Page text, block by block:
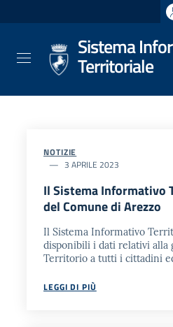
al
principale
Sistema
Territoriale
NOTIZIE
3 APRILE 2023
Il Sistema Informativo
del Comune di Arezzo
Il Sistema Informativo
disponibili i dati relativi alla
Territorio a tutti i cittadini
LEGGI DI PIÙ